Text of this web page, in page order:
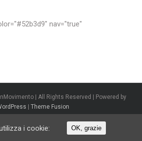
nav="true"
| All Rights Reserved | Powered by
| Theme Fusion
i cookie: OK, grazie